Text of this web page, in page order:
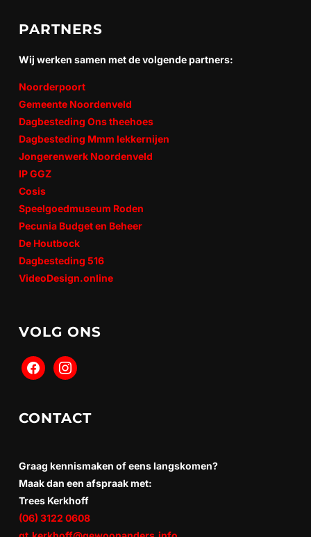
PARTNERS
Wij werken samen met de volgende partners:
Noorderpoort
Gemeente Noordenveld
Dagbesteding Ons theehoes
Dagbesteding Mmm lekkernijen
Jongerenwerk Noordenveld
IP GGZ
Cosis
Speelgoedmuseum Roden
Pecunia Budget en Beheer
De Houtbock
Dagbesteding 516
VideoDesign.online
VOLG ONS
CONTACT
Graag kennismaken of eens langskomen?
Maak dan een afspraak met:
Trees Kerkhoff
(06) 3122 0608